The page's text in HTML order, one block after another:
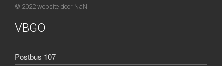
© 2022 website door NaN
VBGO
Postbus 107